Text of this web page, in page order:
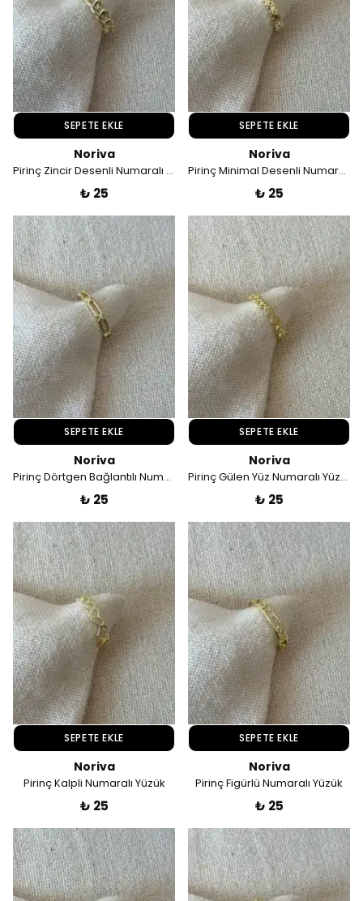
SEPETE EKLE
Noriva
Pirinç Zincir Desenli Numaralı Yüzük
₺ 25
SEPETE EKLE
Noriva
Pirinç Minimal Desenli Numaralı Yüzük
₺ 25
SEPETE EKLE
Noriva
Pirinç Dörtgen Bağlantılı Numaralı Yüzük
₺ 25
SEPETE EKLE
Noriva
Pirinç Gülen Yüz Numaralı Yüzük
₺ 25
SEPETE EKLE
Noriva
Pirinç Kalpli Numaralı Yüzük
₺ 25
SEPETE EKLE
Noriva
Pirinç Figürlü Numaralı Yüzük
₺ 25